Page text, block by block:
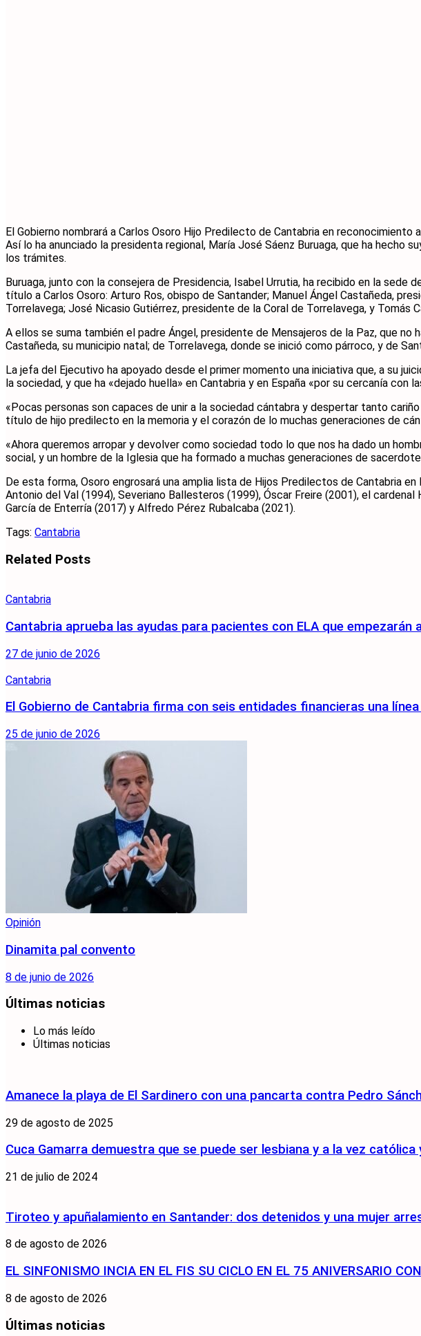
El Gobierno nombrará a Carlos Osoro Hijo Predilecto de Cantabria en
Así lo ha anunciado la presidenta regional, María José Sáenz Buruaga, que ha
los trámites.
Buruaga, junto con la consejera de Presidencia, Isabel Urrutia, ha recibido en la
título a Carlos Osoro: Arturo Ros, obispo de Santander; Manuel Ángel Castañeda,
Torrelavega; José Nicasio Gutiérrez, presidente de la Coral de Torrelavega, y Tomás
A ellos se suma también el padre Ángel, presidente de Mensajeros de la Paz, que
Castañeda, su municipio natal; de Torrelavega, donde se inició como párroco, y de
La jefa del Ejecutivo ha apoyado desde el primer momento una iniciativa que, a su
la sociedad, y que ha «dejado huella» en Cantabria y en España «por su cercanía
«Pocas personas son capaces de unir a la sociedad cántabra y despertar tanto
título de hijo predilecto en la memoria y el corazón de lo muchas generaciones de
«Ahora queremos arropar y devolver como sociedad todo lo que nos ha dado un
social, y un hombre de la Iglesia que ha formado a muchas generaciones de
De esta forma, Osoro engrosará una amplia lista de Hijos Predilectos de Cantabria
Antonio del Val (1994), Severiano Ballesteros (1999), Óscar Freire (2001), el
García de Enterría (2017) y Alfredo Pérez Rubalcaba (2021).
Tags: Cantabria
Related Posts
Cantabria
Cantabria aprueba las ayudas para pacientes con ELA que
27 de junio de 2026
Cantabria
El Gobierno de Cantabria firma con seis entidades financieras una
25 de junio de 2026
Opinión
Dinamita pal convento
8 de junio de 2026
Últimas noticias
Lo más leído
Últimas noticias
Amanece la playa de El Sardinero con una pancarta contra Pedro
29 de agosto de 2025
Cuca Gamarra demuestra que se puede ser lesbiana y a la vez
21 de julio de 2024
Tiroteo y apuñalamiento en Santander: dos detenidos y una mujer
8 de agosto de 2026
EL SINFONISMO INCIA EN EL FIS SU CICLO EN EL 75 ANIVERSARIO
8 de agosto de 2026
Últimas noticias